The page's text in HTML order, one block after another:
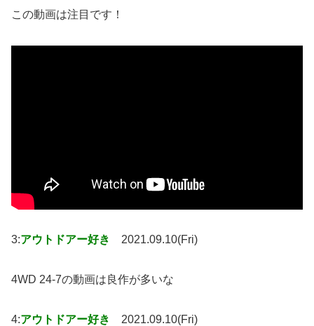
この動画は注目です！
3:アウトドアー好き 2021.09.10(Fri)
4WD 24-7の動画は良作が多いな
4:アウトドアー好き 2021.09.10(Fri)